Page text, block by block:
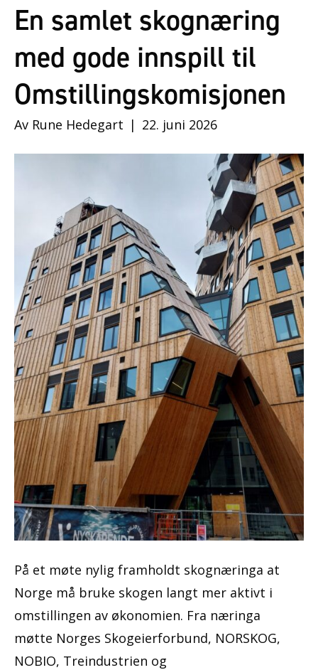
En samlet skognæring
med gode innspill til
Omstillingskomisjonen
Av Rune Hedegart | 22. juni 2026
På et møte nylig framholdt skognæringa at
Norge må bruke skogen langt mer aktivt i
omstillingen av økonomien. Fra næringa
møtte Norges Skogeierforbund, NORSKOG,
NOBIO, Treindustrien og